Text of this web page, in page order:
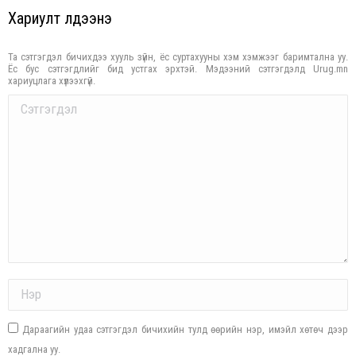
Хариулт үлдээнэ үү
Та сэтгэгдэл бичихдээ хууль зүйн, ёс суртахууны хэм хэмжээг баримтална уу.
Ёс бус сэтгэгдлийг бид устгах эрхтэй. Мэдээний сэтгэгдэлд Urug.mn
хариуцлага хүлээхгүй.
Comment
Дараагийн удаа сэтгэгдэл бичихийн тулд өөрийн нэр, имэйл хөтөч дээр
хадгална уу.